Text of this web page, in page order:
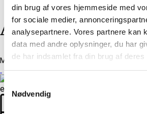
din brug af vores hjemmeside med
for sociale medier,
analysepartnere. Vores partnere kan
data med andre oplysninger, du har
de har indsamlet fra din brug af deres
Samtykkevalg
Nødvendig
Monthly Archive for: "juni, 2026"